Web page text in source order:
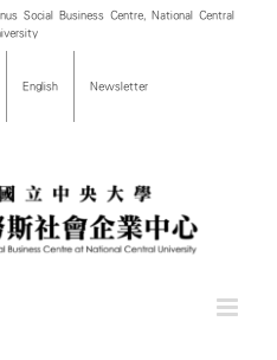
Social Business Centre, National Central
English Newsletter